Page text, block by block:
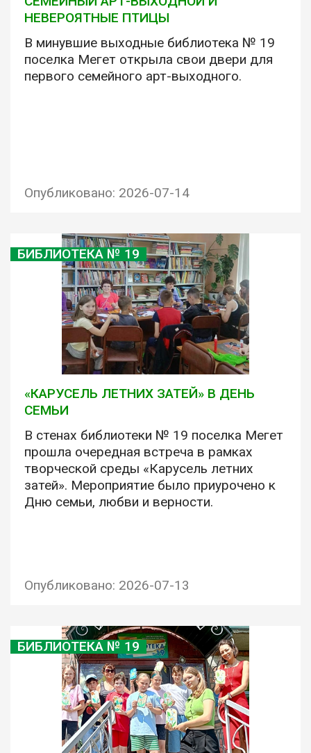
НЕВЕРОЯТНЫЕ ПТИЦЫ
В минувшие выходные библиотека № 19
поселка Мегет открыла свои двери для
первого семейного арт-выходного.
Опубликовано: 2026-07-14
БИБЛИОТЕКА № 19
«КАРУСЕЛЬ ЛЕТНИХ ЗАТЕЙ» В ДЕНЬ
СЕМЬИ
В стенах библиотеки № 19 поселка Мегет
прошла очередная встреча в рамках
творческой среды «Карусель летних
затей». Мероприятие было приурочено к
Дню семьи, любви и верности.
Опубликовано: 2026-07-13
БИБЛИОТЕКА № 19